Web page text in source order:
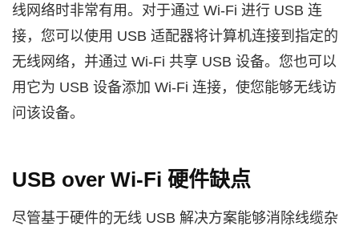
线网络时非常有用。对于通过 Wi‑Fi 进行 USB 连
接，您可以使用 USB 适配器将计算机连接到指定的
无线网络，并通过 Wi‑Fi 共享 USB 设备。您也可以
用它为 USB 设备添加 Wi‑Fi 连接，使您能够无线访
问该设备。
USB over Wi-Fi 硬件缺点
尽管基于硬件的无线 USB 解决方案能够消除线缆杂